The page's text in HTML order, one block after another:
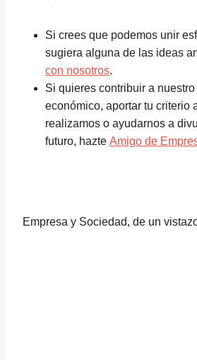
Si crees que podemos unir
sugiera alguna de las ideas
con nosotros.
Si quieres contribuir a
económico, aportar tu criterio
realizamos o ayudarnos a
futuro, hazte Amigo de
Empresa y Sociedad, de un